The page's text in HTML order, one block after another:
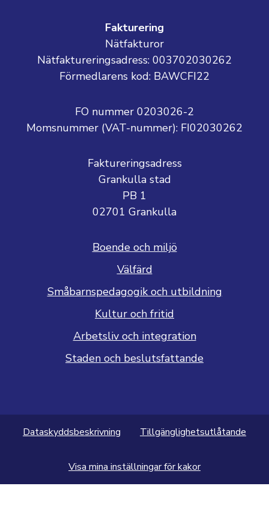
Fakturering
Nätfakturor
Nätfaktureringsadress: 003702030262
Förmedlarens kod: BAWCFI22
FO nummer 0203026-2
Momsnummer (VAT-nummer): FI02030262
Faktureringsadress
Grankulla stad
PB 1
02701 Grankulla
Boende och miljö
Välfärd
Småbarnspedagogik och utbildning
Kultur och fritid
Arbetsliv och integration
Staden och beslutsfattande
Dataskyddsbeskrivning Tillgänglighetsutlåtande
Visa mina inställningar för kakor